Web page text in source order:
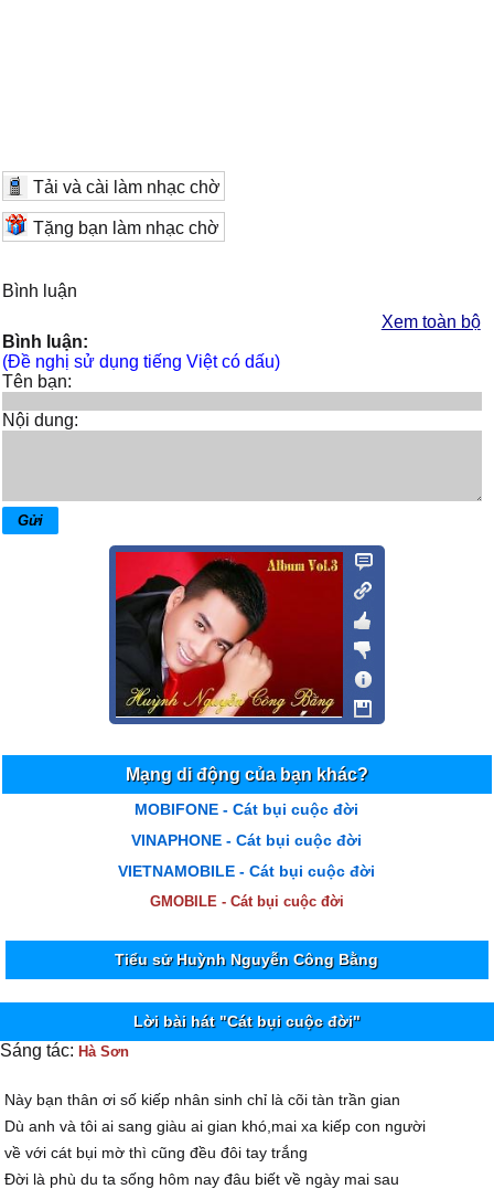
Tải và cài làm nhạc chờ
Tặng bạn làm nhạc chờ
Bình luận
Xem toàn bộ
Bình luận:
(Đề nghị sử dụng tiếng Việt có dấu)
Tên bạn:
Nội dung:
Mạng di động của bạn khác?
MOBIFONE - Cát bụi cuộc đời
VINAPHONE - Cát bụi cuộc đời
VIETNAMOBILE - Cát bụi cuộc đời
GMOBILE - Cát bụi cuộc đời
Tiểu sử Huỳnh Nguyễn Công Bằng
Lời bài hát "Cát bụi cuộc đời"
Sáng tác: Hà Sơn
Này bạn thân ơi số kiếp nhân sinh chỉ là cõi tàn trần gian
Dù anh và tôi ai sang giàu ai gian khó,mai xa kiếp con người
về với cát bụi mờ thì cũng đều đôi tay trắng
Đời là phù du ta sống hôm nay đâu biết về ngày mai sau